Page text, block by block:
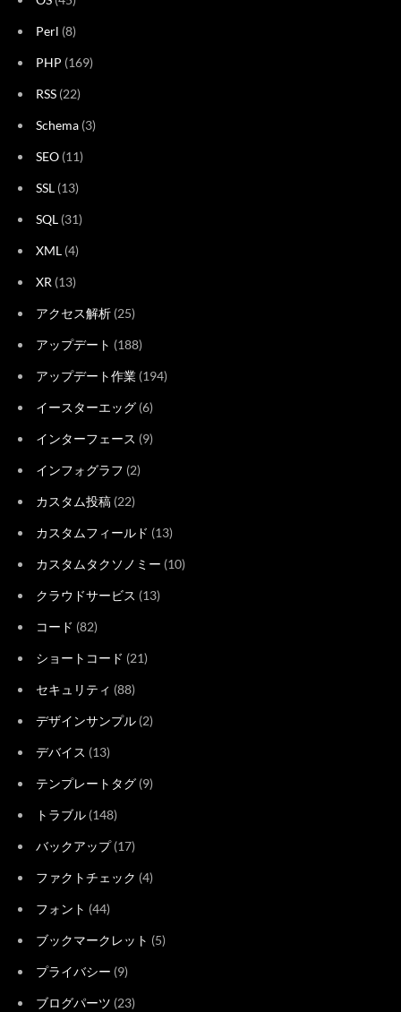
Perl (8)
PHP (169)
RSS (22)
Schema (3)
SEO (11)
SSL (13)
SQL (31)
XML (4)
XR (13)
アクセス解析 (25)
アップデート (188)
アップデート作業 (194)
イースターエッグ (6)
インターフェース (9)
インフォグラフ (2)
カスタム投稿 (22)
カスタムフィールド (13)
カスタムタクソノミー (10)
クラウドサービス (13)
コード (82)
ショートコード (21)
セキュリティ (88)
デザインサンプル (2)
デバイス (13)
テンプレートタグ (9)
トラブル (148)
バックアップ(17)
ファクトチェック (4)
フォント (44)
ブックマークレット (5)
プライバシー (9)
ブログパーツ (23)